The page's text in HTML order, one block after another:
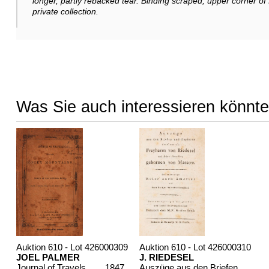
private collection.
Was Sie auch interessieren könnte
Auktion 610 - Lot 426000309
JOEL PALMER
Auktion 610 - Lot 426000310
J. RIEDESEL